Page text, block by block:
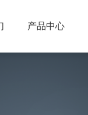
产品中心